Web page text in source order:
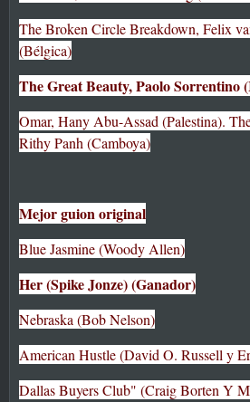
The Broken Circle Breakdown, Felix
(Bélgica)
The Great Beauty, Paolo Sorrentino
Omar, Hany Abu-Assad (Palestina).
Rithy Panh (Camboya)
Mejor guion original
Blue Jasmine (Woody Allen)
Her (Spike Jonze) (Ganador)
Nebraska (Bob Nelson)
American Hustle (David O. Russell y
Dallas Buyers Club" (Craig Borten Y